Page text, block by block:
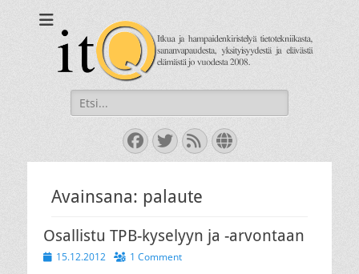
Itkua ja hammastenkiristelyä jo vuodesta 2008.
Search
for:
Facebook
Twitter
FeedWebsite
Avainsana: palaute
Osallistu TPB-kyselyyn ja -arvontaan
Posted15.12.2012 1 Comment